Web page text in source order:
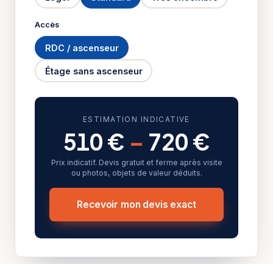
Accès
RDC / ascenseur
Étage sans ascenseur
ESTIMATION INDICATIVE
510 € – 720 €
Prix indicatif. Devis gratuit et ferme après visite
ou photos, objets de valeur déduits.
Recevoir mon devis exact